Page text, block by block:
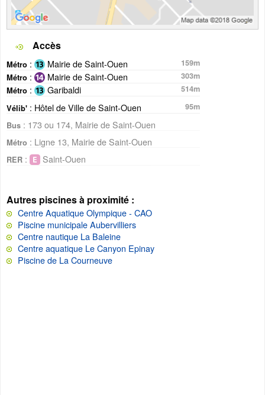
Accès
Métro : Mairie de Saint-Ouen
159m
Métro : Mairie de Saint-Ouen
303m
Métro : Garibaldi
514m
Vélib' : Hôtel de Ville de Saint-Ouen
95m
Bus : 173 ou 174, Mairie de Saint-Ouen
Métro : Ligne 13, Mairie de Saint-Ouen
RER : Saint-Ouen
Autres piscines à proximité :
Centre Aquatique Olympique - CAO
Piscine municipale Aubervilliers
Centre nautique La Baleine
Centre aquatique Le Canyon Epinay
Piscine de La Courneuve